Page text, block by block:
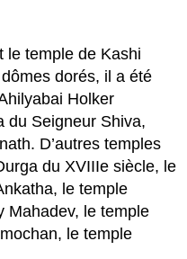
le temple de Kashi
dorés, il a été
Holker
du Seigneur Shiva,
D’autres temples
du XVIIIe siècle, le
le temple
Mahadev, le temple
le temple